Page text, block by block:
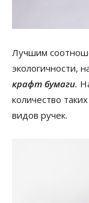
Лучшим
экологичности,
крафт бумаги.
количество
видов ручек.